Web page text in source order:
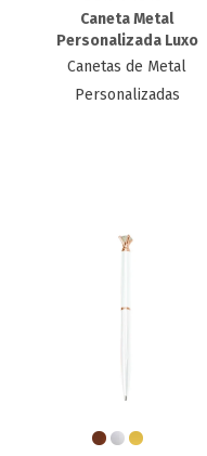
Caneta Metal
Personalizada Luxo
Canetas de Metal
Personalizadas